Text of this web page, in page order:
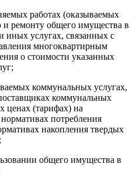
работах (оказываемых
ремонту общего имущества в
иных услугах, связанных с
многоквартирным
о стоимости указанных
коммунальных услугах,
коммунальных
ценах (тарифах) на
потребления
накопления твердых
общего имущества в